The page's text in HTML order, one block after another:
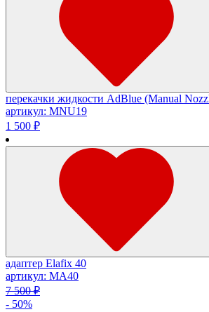
перекачки жидкости AdBlue (Manual
артикул: MNU19
1 500 ₽
адаптер Elafix 40
артикул: МА40
7 500 ₽
- 50%